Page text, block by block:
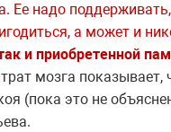
Ее надо
а может и
и приобретенной
мозга
(пока это не